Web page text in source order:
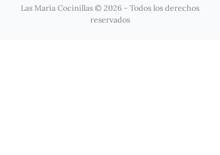
Las María Cocinillas © 2026 - Todos los derechos
reservados